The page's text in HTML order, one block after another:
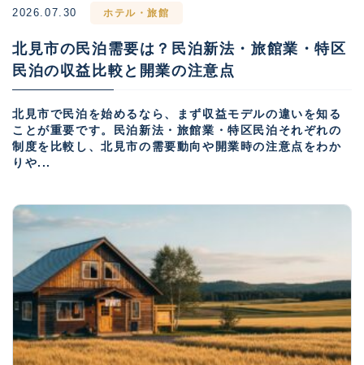
2026.07.30 ホテル・旅館
北見市の民泊需要は？民泊新法・旅館業・特区
民泊の収益比較と開業の注意点
北見市で民泊を始めるなら、まず収益モデルの違いを知る
ことが重要です。民泊新法・旅館業・特区民泊それぞれの
制度を比較し、北見市の需要動向や開業時の注意点をわか
りや...